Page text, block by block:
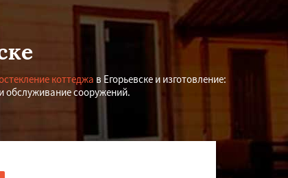
коттеджа в Егорьевске и изготовление:
обслуживание сооружений.